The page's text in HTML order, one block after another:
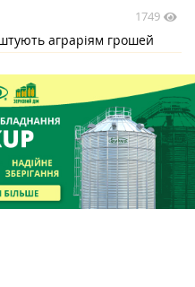
1749
аграріям грошей